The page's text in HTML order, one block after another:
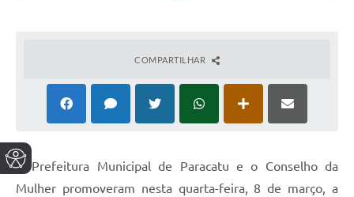
COMPARTILHAR
A Prefeitura Municipal de Paracatu e o Conselho da
Mulher promoveram nesta quarta-feira, 8 de março, a